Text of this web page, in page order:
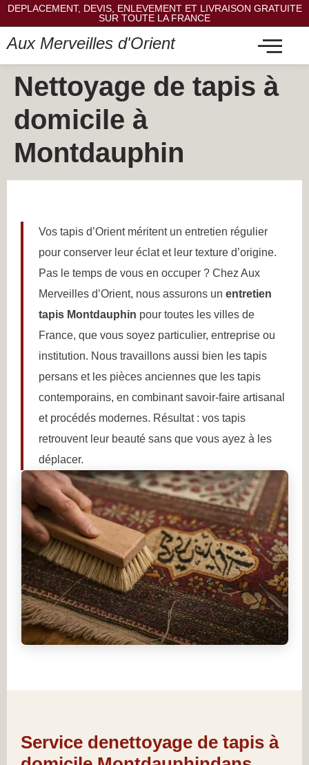
DEPLACEMENT, DEVIS, ENLEVEMENT ET LIVRAISON GRATUITE
SUR TOUTE LA FRANCE
Aux Merveilles d'Orient
Nettoyage de tapis à
domicile à
Montdauphin
Vos tapis d’Orient méritent un entretien régulier
pour conserver leur éclat et leur texture d’origine.
Pas le temps de vous en occuper ? Chez Aux
Merveilles d’Orient, nous assurons un entretien
tapis Montdauphin pour toutes les villes de
France, que vous soyez particulier, entreprise ou
institution. Nous travaillons aussi bien les tapis
persans et les pièces anciennes que les tapis
contemporains, en combinant savoir-faire artisanal
et procédés modernes. Résultat : vos tapis
retrouvent leur beauté sans que vous ayez à les
déplacer.
Service denettoyage de tapis à